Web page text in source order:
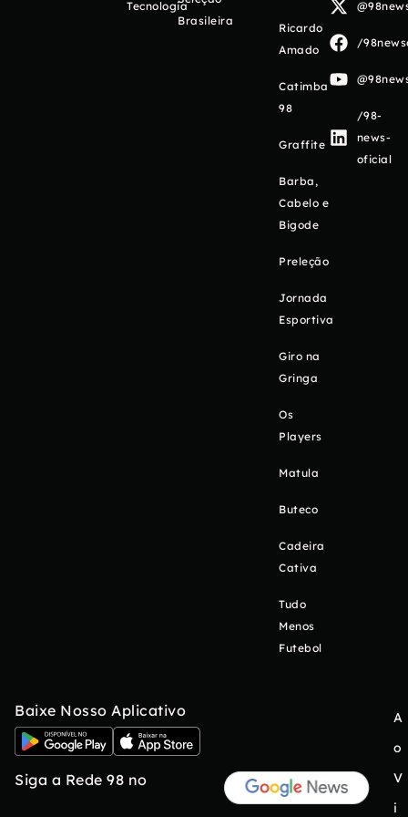
Tecnologia
Brasileira
Ricardo
Amado
Catimba
98
Graffite
Barba,
Cabelo e
Bigode
Preleção
Jornada
Esportiva
Giro na
Gringa
Os
Players
Matula
Buteco
Cadeira
Cativa
Tudo
Menos
Futebol
/
/98-
news-
oficial
Baixe Nosso Aplicativo
Siga a Rede 98 no
A
o
V
i